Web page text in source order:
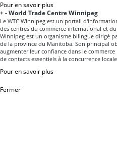
Pour en savoir plus
+-World Trade Centre Winnipeg
Le WTC Winnipeg est un portail
des centres du commerce international et
Winnipeg est un organisme bilingue dirigé
de la province du Manitoba. Son principal
augmenter leur confiance dans le
de contacts essentiels à la concurrence
Pour en savoir plus
Fermer